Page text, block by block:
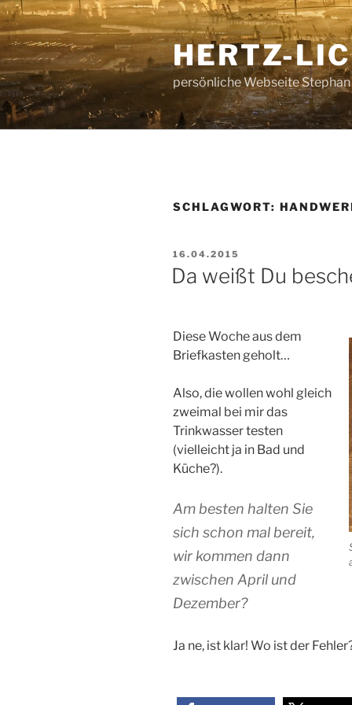
Zum
Inhalt
springen
HERTZ-
persönliche Webseite
SCHLAGWORT:
VERÖFFENTLICHT
AM
16.04.2015
Da weißt Du
Diese Woche aus dem
Briefkasten geholt…
Also, die wollen wohl gleich
zweimal bei mir das
Trinkwasser testen
(vielleicht ja in Bad und
Küche?).
Am besten halten Sie
sich schon mal bereit,
wir kommen dann
zwischen April und
Dezember?
Ja ne, ist klar! Wo ist der